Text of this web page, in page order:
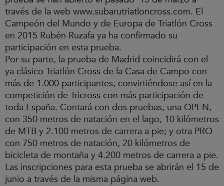
través de la web www.subarutriatloncross.com. El
Campeón del Mundo y de Europa de Triatlón Cross
en 2015 Rubén Ruzafa ya ha confirmado su
participación en esta prueba.
Por su parte, la prueba de Madrid coincidirá con el
ya clásico Triatlón Cross de la Casa de Campo con
más de 1.000 participantes, convirtiéndose así en la
competición de Tricross con más participación de
toda España. Contará con dos pruebas, una OPEN,
con 350 metros de natación en el lago, 10 kilómetros
de MTB y 2.100 metros de carrera a pie; y otra PRO
con 750 metros de natación, 20 kilómetros de
bicicleta de montaña y 4.200 metros de carrera a pie.
Las inscripciones para esta prueba se abrirán el 15 de
junio a través de la misma página web.